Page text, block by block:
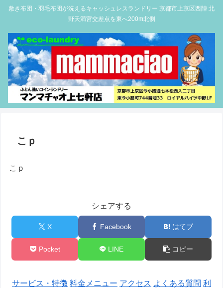
敷き布団・羽毛布団が洗えるキャッシュレスランドリー 京都市上京区西陣 北
野天満宮交差点を東へ200m北側
こｐ
こｐ
シェアする
X Facebook はてブ
Pocket LINE コピー
サービス・特徴 料金メニュー アクセス よくある質問 利